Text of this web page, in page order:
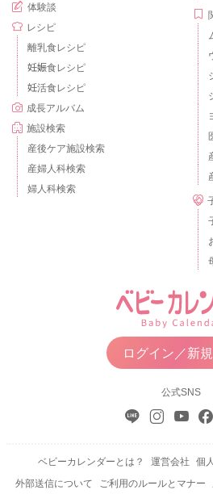
体験談
レシピ
離乳食レシピ
妊娠食レシピ
妊活食レシピ
成長アルバム
施設検索
産後ケア施設検索
産婦人科検索
婦人科検索
ログイン／新
公式SNS
ベビーカレンダーとは？ 運営会社
個
外部送信について
ご利用のルールとマナー